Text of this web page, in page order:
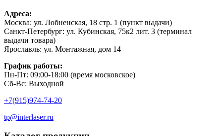
Адреса:
Москва: ул. Лобненская, 18 стр. 1 (пункт выдачи)
Санкт-Петербург: ул. Кубинская, 75к2 лит. 3 (терминал
выдачи товара)
Ярославль: ул. Монтажная, дом 14
График работы:
Пн-Пт: 09:00-18:00 (время московское)
Сб-Вс: Выходной
+7(915)974-74-20
tp@interlaser.ru